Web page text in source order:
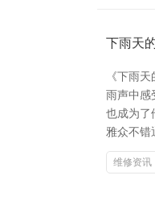
下雨天
《下雨
雨声中感
也成为了
雅众不错
维修资讯